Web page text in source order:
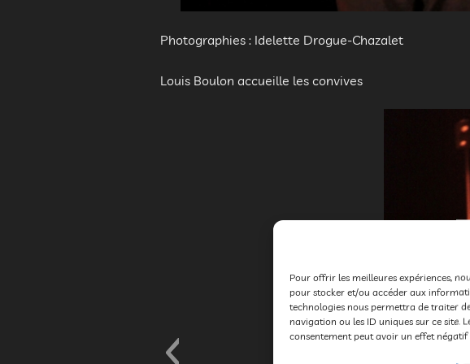
Pour offrir les meilleures expériences,
pour stocker et/ou accéder aux
technologies nous permettra de traiter
navigation ou les ID uniques sur ce site.
consentement peut avoir un effet
Photographies : Idelette Drogue-Chazalet
Louis Boulon accueille les convives